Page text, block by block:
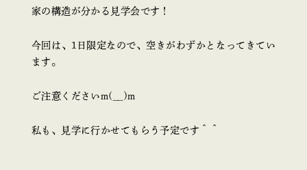
家の構造が分かる見学会です！
今回は、1日限定なので、空きがわずかとなってきてい
ます。
ご注意くださいm(__)m
私も、見学に行かせてもらう予定です＾＾